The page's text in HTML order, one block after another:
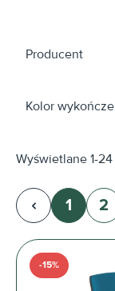
Producent
Kolor
Wyświetlane 1-
1 2
-15%